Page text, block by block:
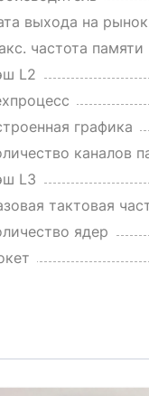
выхода на рынок
частота памяти
L2
графика
каналов
L3
тактовая
ядер